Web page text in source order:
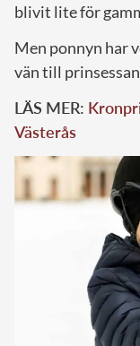
blivit lite för
Men ponnyn har
vän till
LÄS MER:
Västerås